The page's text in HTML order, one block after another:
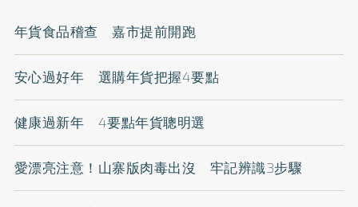
年貨食品稽查 嘉市提前開跑
安心過好年 選購年貨把握4要點
健康過新年 4要點年貨聰明選
愛漂亮注意！山寨版肉毒出沒 牢記辨識3步驟